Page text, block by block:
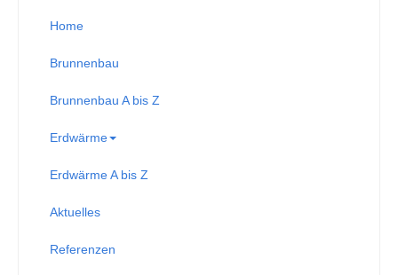
Home
Brunnenbau
Brunnenbau A bis Z
Erdwärme
Erdwärme A bis Z
Aktuelles
Referenzen